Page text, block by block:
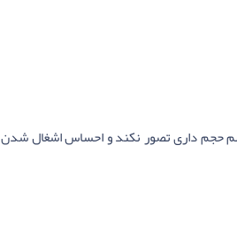
حجم داری تصور نکند و احساس اشغال شدن